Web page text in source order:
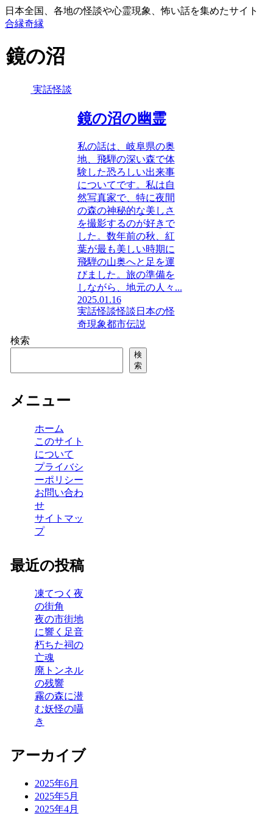
日本全国、各地の怪談や心霊現象、怖い話を集めたサイト
合縁奇縁
鏡の沼
実話怪談
鏡の沼の幽霊
私の話は、岐阜県の奥
地、飛騨の深い森で体
験した恐ろしい出来事
についてです。私は自
然写真家で、特に夜間
の森の神秘的な美しさ
を撮影するのが好きで
した。数年前の秋、紅
葉が最も美しい時期に
飛騨の山奥へと足を運
びました。旅の準備を
しながら、地元の人々...
2025.01.16
実話怪談怪談 日本の怪
奇現象都市伝説
検索
検
索
メニュー
ホーム
このサイト
について
プライバシ
ーポリシー
お問い合わ
せ
サイトマッ
プ
最近の投稿
凍てつく夜
の街角
夜の市街地
に響く足音
朽ちた祠の
亡魂
廃トンネル
の残響
霧の森に潜
む妖怪の囁
き
アーカイブ
2025年6月
2025年5月
2025年4月